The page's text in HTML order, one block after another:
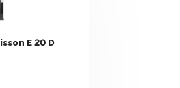
E 20 D